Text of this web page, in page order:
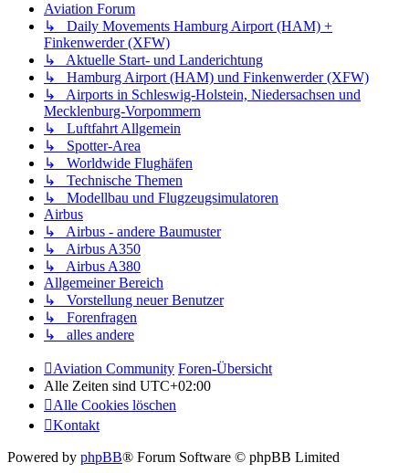
Aviation Forum
↳ Daily Movements Hamburg Airport (HAM) +
Finkenwerder (XFW)
↳ Aktuelle Start- und Landerichtung
↳ Hamburg Airport (HAM) und Finkenwerder (XFW)
↳ Airports in Schleswig-Holstein, Niedersachsen und
Mecklenburg-Vorpommern
↳ Luftfahrt Allgemein
↳ Spotter-Area
↳ Worldwide Flughäfen
↳ Technische Themen
↳ Modellbau und Flugzeugsimulatoren
Airbus
↳ Airbus - andere Baumuster
↳ Airbus A350
↳ Airbus A380
Allgemeiner Bereich
↳ Vorstellung neuer Benutzer
↳ Forenfragen
↳ alles andere
Aviation Community Foren-Übersicht
Alle Zeiten sind UTC+02:00
Alle Cookies löschen
Kontakt
Powered by phpBB® Forum Software © phpBB Limited